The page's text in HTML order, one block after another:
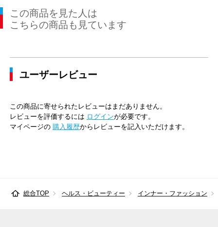
この商品を見た人は
こちらの商品も見ています
ユーザーレビュー
この商品に寄せられたレビューはまだありません。
レビューを評価するには ログインが必要です。
マイページの 購入履歴からレビューを記入いただけます。
総合TOP ヘルス・ビューティー インナー・ファッション